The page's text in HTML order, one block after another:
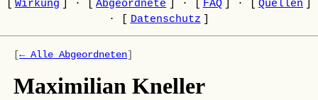
Wirkung · Abgeordnete · FAQ · Quellen
·
Datenschutz
[← Alle Abgeordneten]
Maximilian Kneller